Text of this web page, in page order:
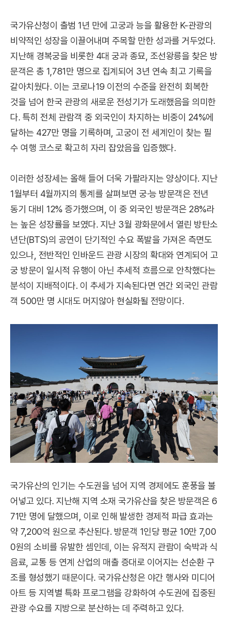
국가유산청이 출범 1년 만에 고궁과 능을 활용한 K-관광의
비약적인 성장을 이끌어내며 주목할 만한 성과를 거두었다.
지난해 경복궁을 비롯한 4대 궁과 종묘, 조선왕릉을 찾은 방
문객은 총 1,781만 명으로 집계되어 3년 연속 최고 기록을
갈아치웠다. 이는 코로나19 이전의 수준을 완전히 회복한
것을 넘어 한국 관광의 새로운 전성기가 도래했음을 의미한
다. 특히 전체 관람객 중 외국인이 차지하는 비중이 24%에
달하는 427만 명을 기록하며, 고궁이 전 세계인이 찾는 필
수 여행 코스로 확고히 자리 잡았음을 입증했다.
이러한 성장세는 올해 들어 더욱 가팔라지는 양상이다. 지난
1월부터 4월까지의 통계를 살펴보면 궁·능 방문객은 전년
동기 대비 12% 증가했으며, 이 중 외국인 방문객은 28%라
는 높은 성장률을 보였다. 지난 3월 광화문에서 열린 방탄소
년단(BTS)의 공연이 단기적인 수요 폭발을 가져온 측면도
있으나, 전반적인 인바운드 관광 시장의 확대와 연계되어 고
궁 방문이 일시적 유행이 아닌 추세적 흐름으로 안착했다는
분석이 지배적이다. 이 추세가 지속된다면 연간 외국인 관람
객 500만 명 시대도 머지않아 현실화될 전망이다.
국가유산의 인기는 수도권을 넘어 지역 경제에도 훈풍을 불
어넣고 있다. 지난해 지역 소재 국가유산을 찾은 방문객은 6
71만 명에 달했으며, 이로 인해 발생한 경제적 파급 효과는
약 7,200억 원으로 추산된다. 방문객 1인당 평균 10만 7,00
0원의 소비를 유발한 셈인데, 이는 유적지 관람이 숙박과 식
음료, 교통 등 연계 산업의 매출 증대로 이어지는 선순환 구
조를 형성했기 때문이다. 국가유산청은 야간 행사와 미디어
아트 등 지역별 특화 프로그램을 강화하여 수도권에 집중된
관광 수요를 지방으로 분산하는 데 주력하고 있다.